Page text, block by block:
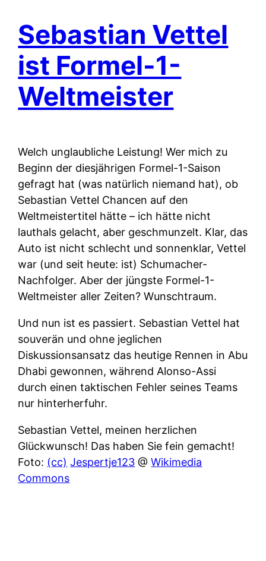
Sebastian Vettel
ist Formel-1-
Weltmeister
Welch unglaubliche Leistung! Wer mich zu
Beginn der diesjährigen Formel-1-Saison
gefragt hat (was natürlich niemand hat), ob
Sebastian Vettel Chancen auf den
Weltmeistertitel hätte – ich hätte nicht
lauthals gelacht, aber geschmunzelt. Klar, das
Auto ist nicht schlecht und sonnenklar, Vettel
war (und seit heute: ist) Schumacher-
Nachfolger. Aber der jüngste Formel-1-
Weltmeister aller Zeiten? Wunschtraum.
Und nun ist es passiert. Sebastian Vettel hat
souverän und ohne jeglichen
Diskussionsansatz das heutige Rennen in Abu
Dhabi gewonnen, während Alonso-Assi
durch einen taktischen Fehler seines Teams
nur hinterherfuhr.
Sebastian Vettel, meinen herzlichen
Glückwunsch! Das haben Sie fein gemacht!
Foto: (cc) Jespertje123 @Wikimedia
Commons